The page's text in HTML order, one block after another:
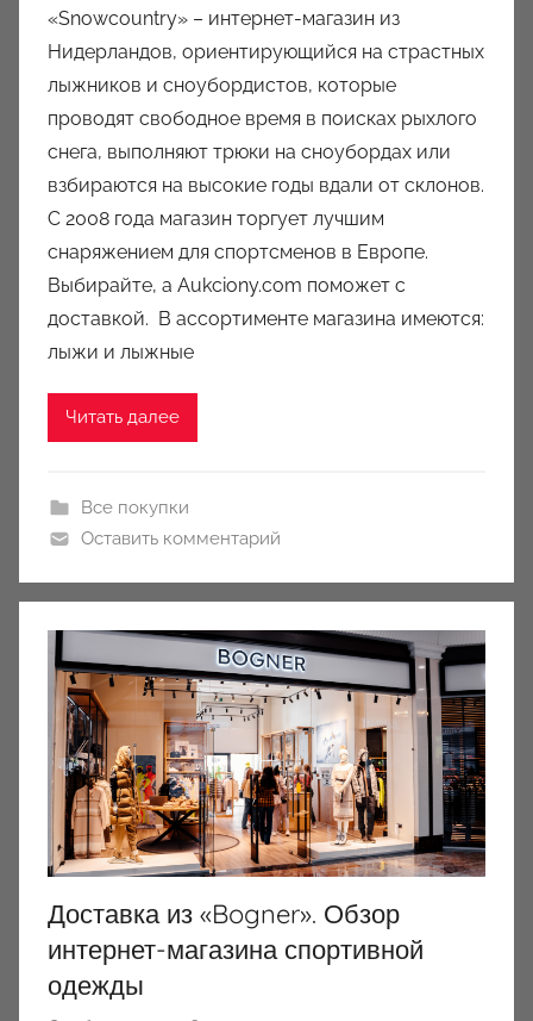
т
о
р
о
м
a
u
k
c
«Snowcountry» – интернет-магазин из
Нидерландов, ориентирующийся на страстных
лыжников и сноубордистов, которые
проводят свободное время в поисках рыхлого
снега, выполняют трюки на сноубордах или
взбираются на высокие годы вдали от склонов.
С 2008 года магазин торгует лучшим
снаряжением для спортсменов в Европе.
Выбирайте, а Aukciony.com поможет с
доставкой. В ассортименте магазина имеются:
лыжи и лыжные
Читать далее
Все покупки
Оставить комментарий
Доставка из «Bogner». Обзор
интернет-магазина спортивной
одежды